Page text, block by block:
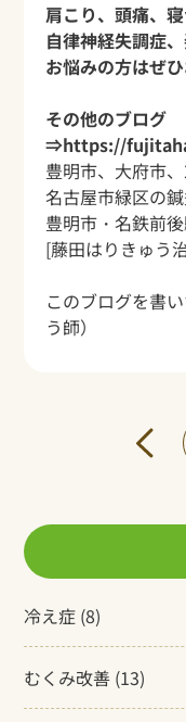
肩こり、頭痛、
自律神経失調症
お悩みの方はぜ
その他のブログ
⇒https://
豊明市、大府市
名古屋市緑区の
豊明市・名鉄前
[藤田はりきゅう
このブログを書い
う師）
冷え症 (8)
むくみ改善 (13)